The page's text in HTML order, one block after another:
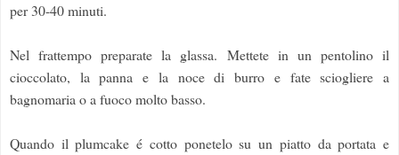
per 30-40 minuti.
Nel frattempo preparate la glassa. Mettete in un pentolino il
cioccolato, la panna e la noce di burro e fate sciogliere a
bagnomaria o a fuoco molto basso.
Quando il plumcake é cotto ponetelo su un piatto da portata e